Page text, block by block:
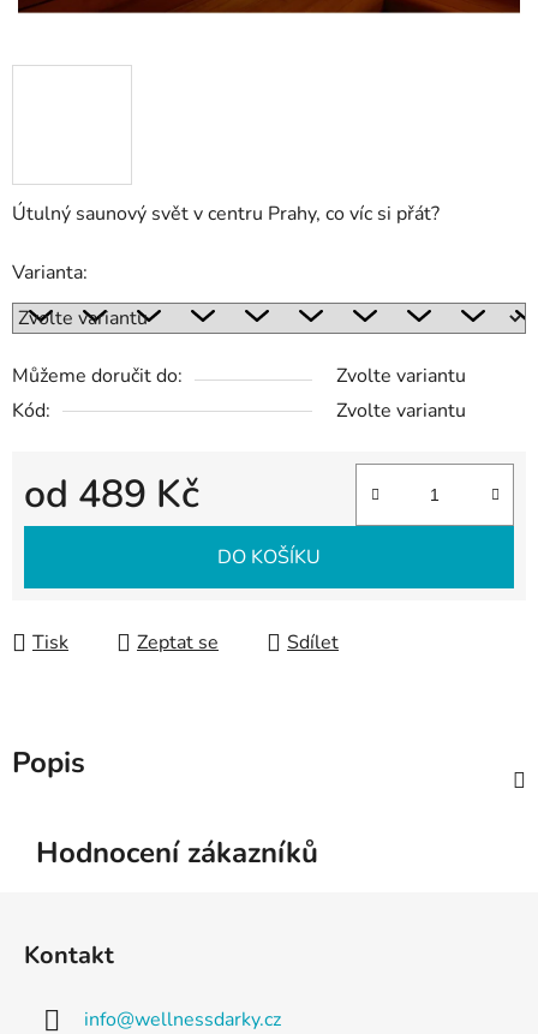
Útulný saunový svět v centru Prahy, co víc si přát?
Varianta:
Můžeme doručit do:
Zvolte variantu
Kód:
Zvolte variantu
od 489 Kč
Měrná cena:
DO KOŠÍKU
Tisk Zeptat se Sdílet
Popis
Hodnocení zákazníků
Kontakt
info@wellnessdarky.cz